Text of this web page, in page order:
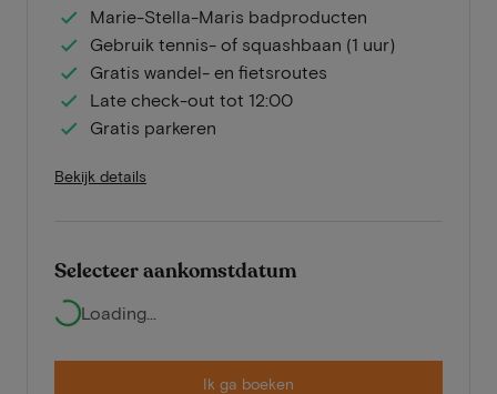
Marie-Stella-Maris badproducten
Gebruik tennis- of squashbaan (1 uur)
Gratis wandel- en fietsroutes
Late check-out tot 12:00
Gratis parkeren
Bekijk details
Selecteer aankomstdatum
Loading...
Ik ga boeken